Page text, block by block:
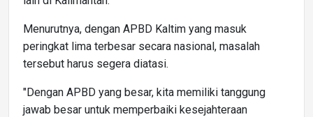
Menurutnya, dengan APBD Kaltim yang masuk
peringkat lima terbesar secara nasional, masalah
tersebut harus segera diatasi.
"Dengan APBD yang besar, kita memiliki tanggung
jawab besar untuk memperbaiki kesejahteraan